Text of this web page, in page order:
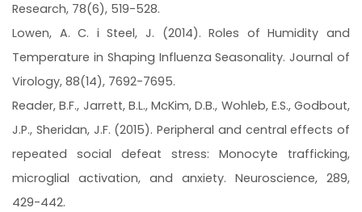
Research, 78(6), 519-528.
Lowen, A. C. i Steel, J. (2014). Roles of Humidity and
Temperature in Shaping Influenza Seasonality. Journal of
Virology, 88(14), 7692-7695.
Reader, B.F., Jarrett, B.L., McKim, D.B., Wohleb, E.S., Godbout,
J.P., Sheridan, J.F. (2015). Peripheral and central effects of
repeated social defeat stress: Monocyte trafficking,
microglial activation, and anxiety. Neuroscience, 289,
429-442.